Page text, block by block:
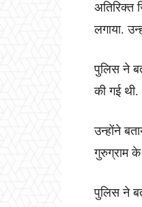
अतिरिक्त
लगाया.
पुलिस ने
की गई थी.
उन्होंने
गुरुग्राम के
पुलिस ने